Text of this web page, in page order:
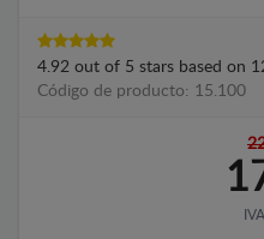
4.92 out of 5 stars based on
Código de producto: 15.100